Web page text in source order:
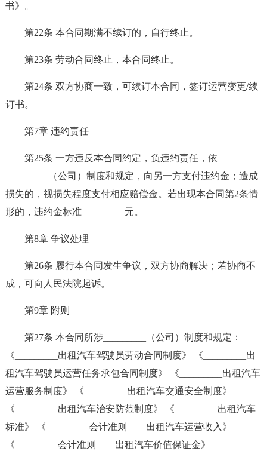
书》。
第22条 本合同期满不续订的，自行终止。
第23条 劳动合同终止，本合同终止。
第24条 双方协商一致，可续订本合同，签订运营变更/续
订书。
第7章 违约责任
第25条 一方违反本合同约定，负违约责任，依
_________（公司）制度和规定，向另一方支付违约金；造成
损失的，视损失程度支付相应赔偿金。若出现本合同第2条情
形的，违约金标准_________元。
第8章 争议处理
第26条 履行本合同发生争议，双方协商解决；若协商不
成，可向人民法院起诉。
第9章 附则
第27条 本合同所涉_________（公司）制度和规定：
《_________出租汽车驾驶员劳动合同制度》 《_________出
租汽车驾驶员运营任务承包合同制度》 《_________出租汽车
运营服务制度》 《_________出租汽车交通安全制度》
《_________出租汽车治安防范制度》 《_________出租汽车
标准》 《_________会计准则——出租汽车运营收入》
《_________会计准则——出租汽车价值保证金》